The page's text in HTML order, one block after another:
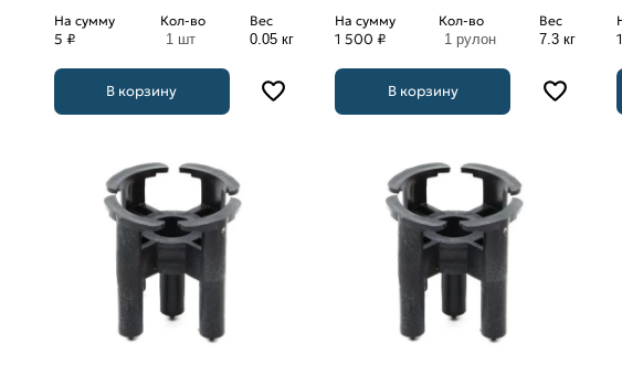
На сумму
5 ₽
Кол-во
1 шт
Вес
0.05 кг
В корзину
На сумму
1 500 ₽
Кол-во
1 рулон
Вес
7.3 кг
В корзину